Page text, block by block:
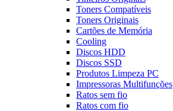
Toners Compatíveis
Toners Originais
Cartões de Memória
Cooling
Discos HDD
Discos SSD
Produtos Limpeza PC
Impressoras Multifunções
Ratos sem fio
Ratos com fio